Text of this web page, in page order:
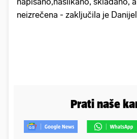
neizrečena - zaključila je
Prati naše